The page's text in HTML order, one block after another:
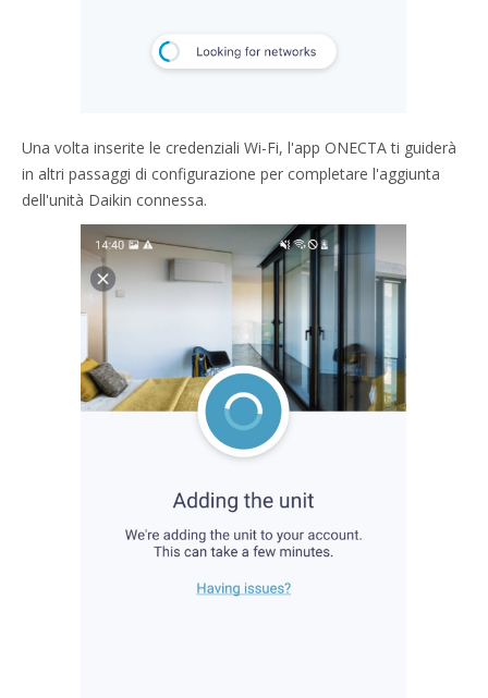
Una volta inserite le credenziali Wi-Fi, l'app ONECTA ti guiderà
in altri passaggi di configurazione per completare l'aggiunta
dell'unità Daikin connessa.